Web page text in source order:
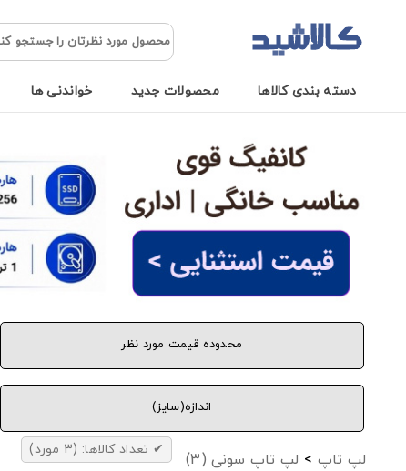
دسته بندی کالاها محصولات جدید خواندنی ها
محدوده قیمت مورد نظر
اندازه(سایز)
✔ تعداد کالاها: (3 مورد)
لپ تاپ > لپ تاپ سونی (3)